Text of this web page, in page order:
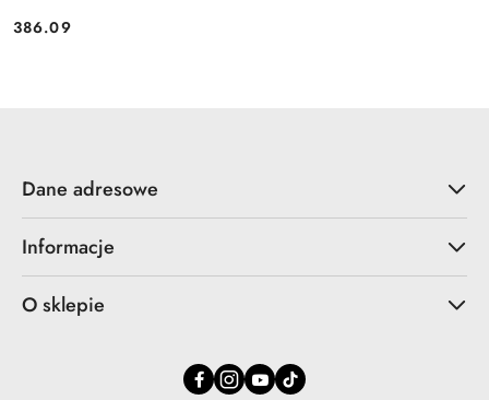
Cena:
386.09
Dane adresowe
Informacje
O sklepie